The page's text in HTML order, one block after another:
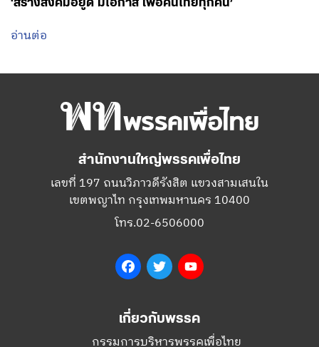
‘สร้างสังคมอยู่ดี มีโอกาส เพื่อคนไทยทุกคน’
อ่านต่อ
สำนักงานใหญ่พรรคเพื่อไทย
เลขที่ 197 ถนนวิภาวดีรังสิต แขวงสามเสนใน
เขตพญาไท กรุงเทพมหานคร 10400
โทร.02-6506000
FacebookTwitter
เกี่ยวกับพรรค
กรรมการบริหารพรรคเพื่อไทย